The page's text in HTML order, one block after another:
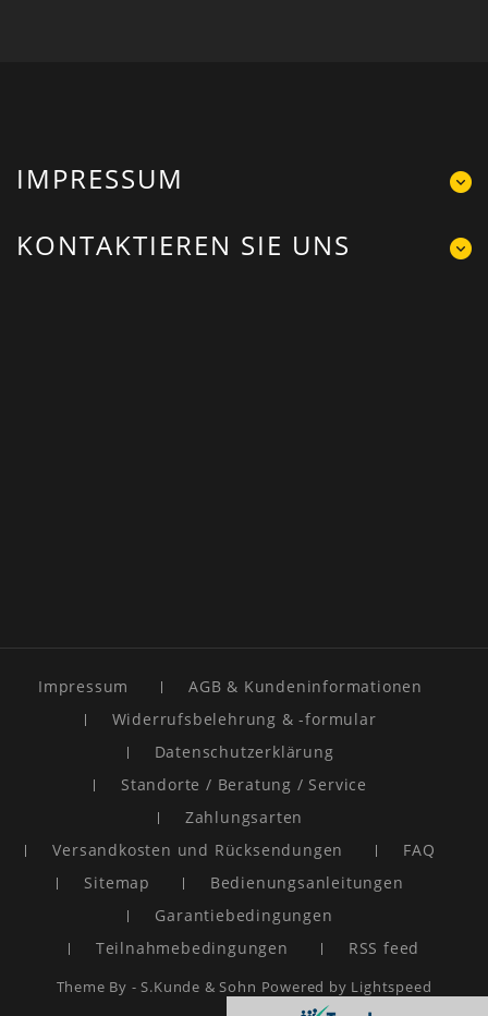
IMPRESSUM
KONTAKTIEREN SIE UNS
Impressum
AGB & Kundeninformationen
Widerrufsbelehrung & -formular
Datenschutzerklärung
Standorte / Beratung / Service
Zahlungsarten
Versandkosten und Rücksendungen
FAQ
Sitemap
Bedienungsanleitungen
Garantiebedingungen
Teilnahmebedingungen
RSS feed
Theme By -S.Kunde & Sohn Powered by Lightspeed